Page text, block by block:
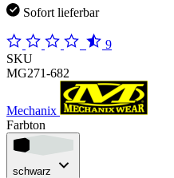
Sofort lieferbar
9
SKU
MG271-682
Mechanix
Farbton
schwarz